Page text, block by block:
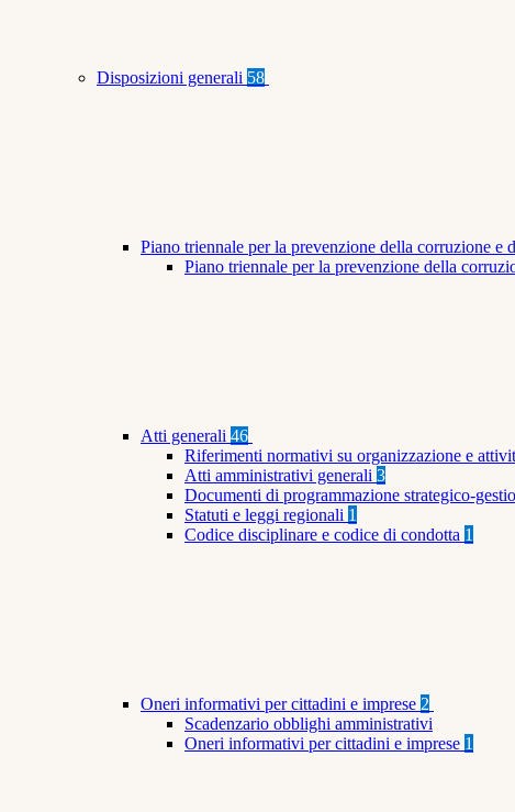
Disposizioni generali 58
Piano triennale per la prevenzione della corruzione e
Piano triennale per la prevenzione della
Atti generali 46
Riferimenti normativi su organizzazione e
Atti amministrativi generali 3
Documenti di programmazione strategico-
Statuti e leggi regionali 1
Codice disciplinare e codice di condotta 1
Oneri informativi per cittadini e imprese 2
Scadenzario obblighi amministrativi
Oneri informativi per cittadini e imprese 1